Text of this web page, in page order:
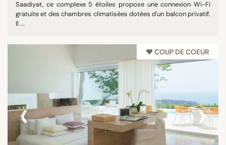
ÉTOILES
NOTE
7/10
Saadiyat, ce complexe 5 étoiles propose une connexion Wi-Fi
gratuite et des chambres climatisées dotées d'un balcon privatif.
Il ...
♥︎ COUP DE COEUR
‹ ›